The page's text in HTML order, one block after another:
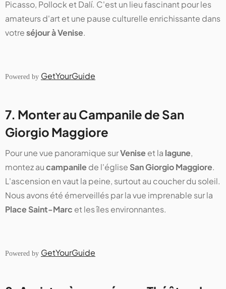
Picasso, Pollock et Dalí. C'est un lieu fascinant pour les
amateurs d'art et une pause culturelle enrichissante dans
votreséjour à Venise.
Powered by GetYourGuide
7. Monter au Campanile de San
Giorgio Maggiore
Pour une vue panoramique surVeniseet la lagune,
montez aucampanilede l'église San Giorgio Maggiore.
L'ascension en vaut la peine, surtout au coucher du soleil.
Nous avons été émerveillés par la vue imprenable sur la
Place Saint-Marc et les îles environnantes.
Powered by GetYourGuide